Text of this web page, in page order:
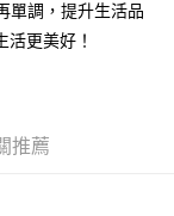
單調，提升生活品
更美好！
推薦